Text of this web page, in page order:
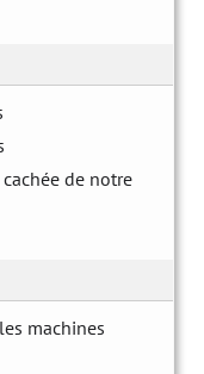
de notre
machines